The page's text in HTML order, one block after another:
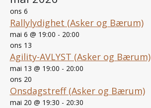
ons 6
Rallylydighet (Asker og Bærum)
mai 6 @ 19:00 - 20:00
ons 13
Agility-AVLYST (Asker og Bærum)
mai 13 @ 19:00 - 20:00
ons 20
Onsdagstreff (Asker og Bærum)
mai 20 @ 19:30 - 20:30